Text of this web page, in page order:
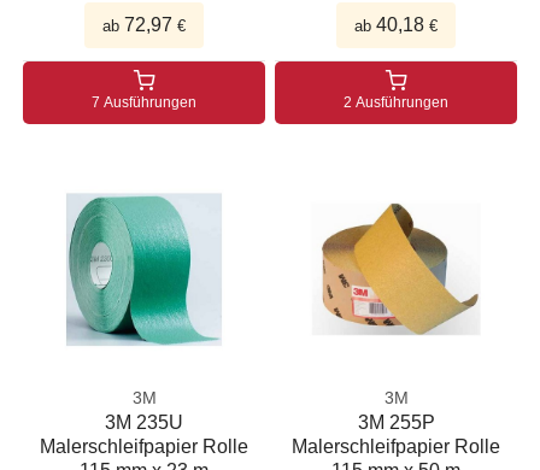
ab 72,97 €
7 Ausführungen
ab 40,18 €
2 Ausführungen
3M
3M 235U
Malerschleifpapier Rolle
3M
3M 255P
Malerschleifpapier Rolle